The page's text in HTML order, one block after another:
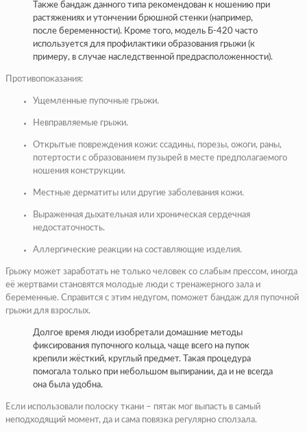
Также бандаж данного типа рекомендован к ношению при
растяжениях и утончении брюшной стенки (например,
после беременности). Кроме того, модель Б-420 часто
используется для профилактики образования грыжи (к
примеру, в случае наследственной предрасположенности).
Противопоказания:
Ущемленные пупочные грыжи.
Невправляемые грыжи.
Открытые повреждения кожи: ссадины, порезы, ожоги, раны,
потертости с образованием пузырей в месте предполагаемого
ношения конструкции.
Местные дерматиты или другие заболевания кожи.
Выраженная дыхательная или хроническая сердечная
недостаточность.
Аллергические реакции на составляющие изделия.
Грыжу может заработать не только человек со слабым прессом, иногда
её жертвами становятся молодые люди с тренажерного зала и
беременные. Справится с этим недугом, поможет бандаж для пупочной
грыжи для взрослых.
Долгое время люди изобретали домашние методы
фиксирования пупочного кольца, чаще всего на пупок
крепили жёсткий, круглый предмет. Такая процедура
помогала только при небольшом выпирании, да и не всегда
она была удобна.
Если использовали полоску ткани – пятак мог выпасть в самый
неподходящий момент, да и сама повязка регулярно сползала.